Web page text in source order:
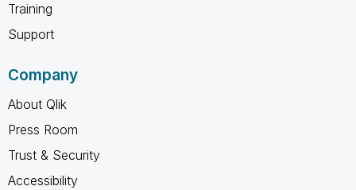
Training
Support
Company
About Qlik
Press Room
Trust & Security
Accessibility